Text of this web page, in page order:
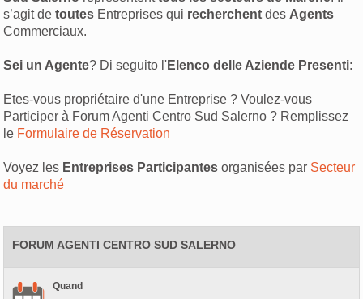
s’agit detoutes Entreprises qui recherchent des Agents
Commerciaux.
Sei un Agente? Di seguito l'Elenco delle Aziende Presenti:
Etes-vous propriétaire d'une Entreprise ? Voulez-vous
Participer à Forum Agenti Centro Sud Salerno ? Remplissez
le Formulaire de Réservation
Voyez les Entreprises Participantes organisées par Secteur
du marché
FORUM AGENTI CENTRO SUD SALERNO
Quand